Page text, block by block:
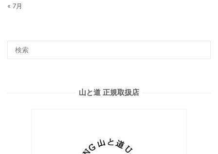
« 7月
山と道 正規取扱店